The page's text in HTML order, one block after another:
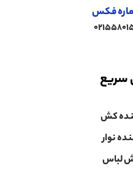
فکس
سریع
کش
نوار
لباس